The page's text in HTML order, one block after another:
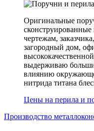
Оригинальные
чертежам,
загородный дом,
выдерживаю
влиянию
нитрида титана
Цены на перила и
Производство